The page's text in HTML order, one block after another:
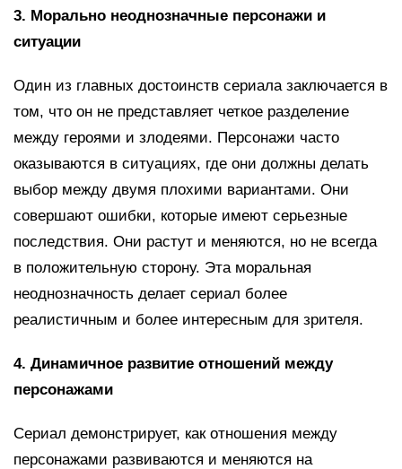
3. Морально неоднозначные персонажи и
ситуации
Один из главных достоинств сериала заключается в
том, что он не представляет четкое разделение
между героями и злодеями. Персонажи часто
оказываются в ситуациях, где они должны делать
выбор между двумя плохими вариантами. Они
совершают ошибки, которые имеют серьезные
последствия. Они растут и меняются, но не всегда
в положительную сторону. Эта моральная
неоднозначность делает сериал более
реалистичным и более интересным для зрителя.
4. Динамичное развитие отношений между
персонажами
Сериал демонстрирует, как отношения между
персонажами развиваются и меняются на